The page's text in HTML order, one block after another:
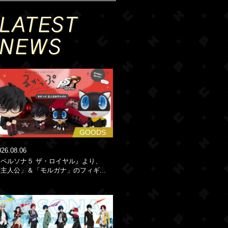
GOODS
ルソナ５ ザ・ロイヤル』より、
人公」＆「モルガナ」のフィギ...